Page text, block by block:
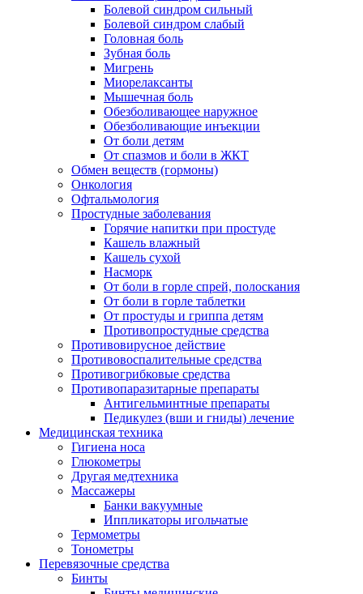
Болевой синдром сильный
Болевой синдром слабый
Головная боль
Зубная боль
Мигрень
Миорелаксанты
Мышечная боль
Обезболивающее наружное
Обезболивающие инъекции
От боли детям
От спазмов и боли в ЖКТ
Обмен веществ (гормоны)
Онкология
Офтальмология
Простудные заболевания
Горячие напитки при простуде
Кашель влажный
Кашель сухой
Насморк
От боли в горле спрей, полоскания
От боли в горле таблетки
От простуды и гриппа детям
Противопростудные средства
Противовирусное действие
Противовоспалительные средства
Противогрибковые средства
Противопаразитарные препараты
Антигельминтные препараты
Педикулез (вши и гниды) лечение
Медицинская техника
Гигиена носа
Глюкометры
Другая медтехника
Массажеры
Банки вакуумные
Иппликаторы игольчатые
Термометры
Тонометры
Перевязочные средства
Бинты